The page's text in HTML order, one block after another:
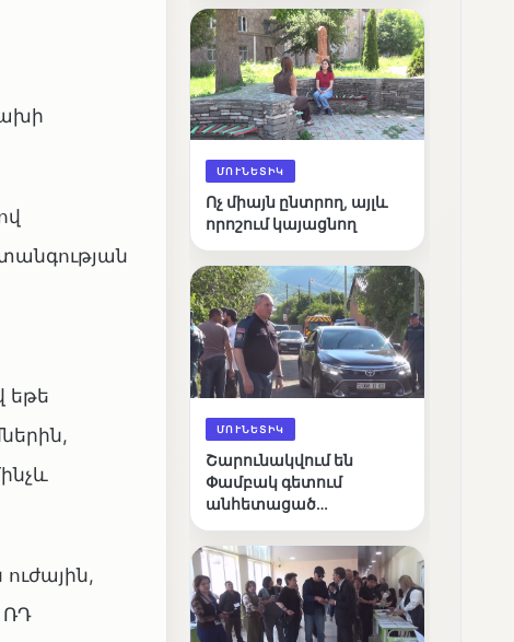
եթե
ՌԴ
արդյունքները
ՄՈՒՆԵՏԻԿ
Ոչ միայն ընտրող, այլև
որոշում կայացնող
ՄՈՒՆԵՏԻԿ
Շարունակվում են
Փամբակ գետում
անհետացած
որոնողական
աշխատանքները